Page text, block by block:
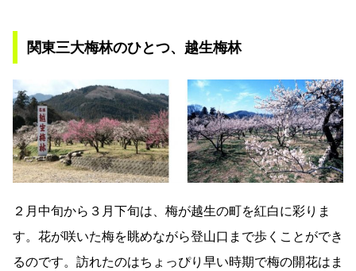
関東三大梅林のひとつ、越生梅林
２月中旬から３月下旬は、梅が越生の町を紅白に彩りま
す。花が咲いた梅を眺めながら登山口まで歩くことができ
るのです。訪れたのはちょっぴり早い時期で梅の開花はま